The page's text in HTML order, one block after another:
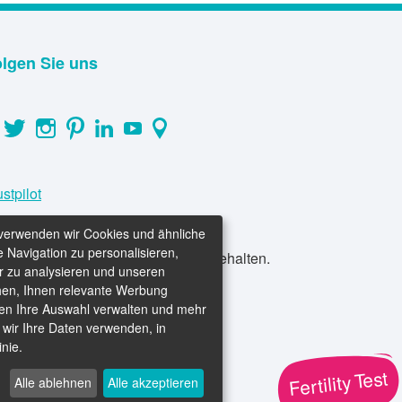
Sie uns
Newlife IVF. Alle Rechte vorbehalten.
wir Cookies und ähnliche
Navigation zu personalisieren,
zu analysieren und unseren
Ihnen relevante Werbung
Ihre Auswahl verwalten und mehr
Ihre Daten verwenden, in
Alle ablehnen Alle akzeptieren